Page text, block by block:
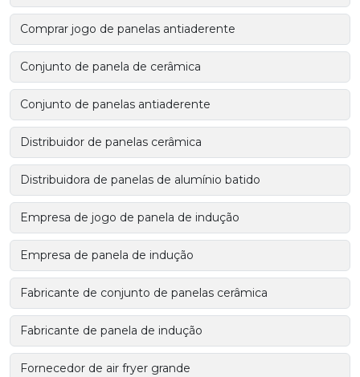
Comprar jogo de panelas antiaderente
Conjunto de panela de cerâmica
Conjunto de panelas antiaderente
Distribuidor de panelas cerâmica
Distribuidora de panelas de alumínio batido
Empresa de jogo de panela de indução
Empresa de panela de indução
Fabricante de conjunto de panelas cerâmica
Fabricante de panela de indução
Fornecedor de air fryer grande